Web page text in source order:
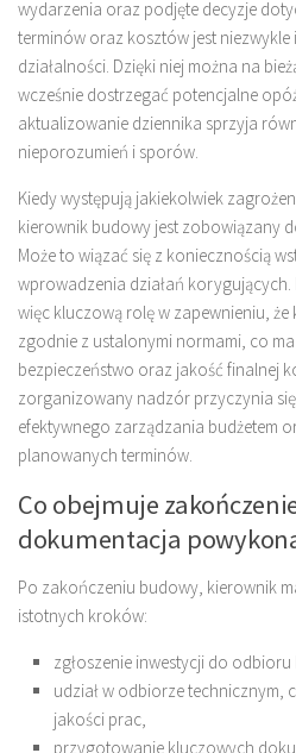
wydarzenia oraz podjęte decyzje
terminów oraz kosztów jest niezwykle
działalności. Dzięki niej można na
wcześnie dostrzegać potencjalne
aktualizowanie dziennika sprzyja
nieporozumień i sporów.
Kiedy występują jakiekolwiek
kierownik budowy jest zobowiązany
Może to wiązać się z koniecznością
wprowadzenia działań
więc kluczową rolę w zapewnieniu,
zgodnie z ustalonymi normami, co
bezpieczeństwo oraz jakość finalnej
zorganizowany nadzór przyczynia
efektywnego zarządzania budżetem
planowanych terminów.
Co obejmuje
dokumentacja
Po zakończeniu budowy, kierownik
istotnych kroków:
zgłoszenie inwestycji do
udział w odbiorze technicznym,
jakości prac,
przygotowanie kluczowych